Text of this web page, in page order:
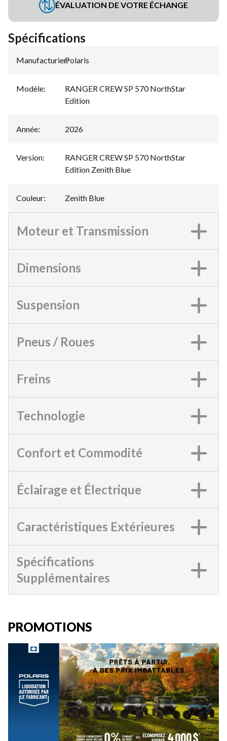
ÉVALUATION DE VOTRE ÉCHANGE
Spécifications
Manufacturier:
Polaris
Modèle:
RANGER CREW SP 570 NorthStar
Edition
Année: 2026
Version:
RANGER CREW SP 570 NorthStar
Edition Zenith Blue
Couleur: Zenith Blue
Moteur et Transmission
Dimensions
Suspension
Pneus / Roues
Freins
Technologie
Confort et Commodité
Éclairage et Électrique
Caractéristiques Extérieures
Spécifications
Supplémentaires
PROMOTIONS